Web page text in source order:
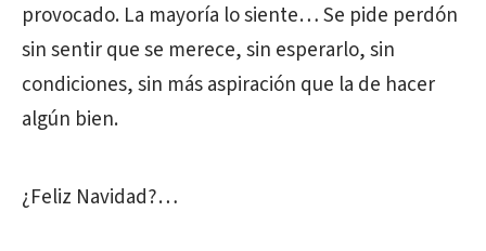
provocado. La mayoría lo siente… Se pide perdón
sin sentir que se merece, sin esperarlo, sin
condiciones, sin más aspiración que la de hacer
algún bien.
¿Feliz Navidad?…